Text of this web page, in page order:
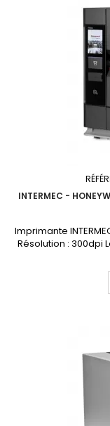
INTERMEC -
Imprimante
Résolution : 300dpi
Connectique : USB,
HT